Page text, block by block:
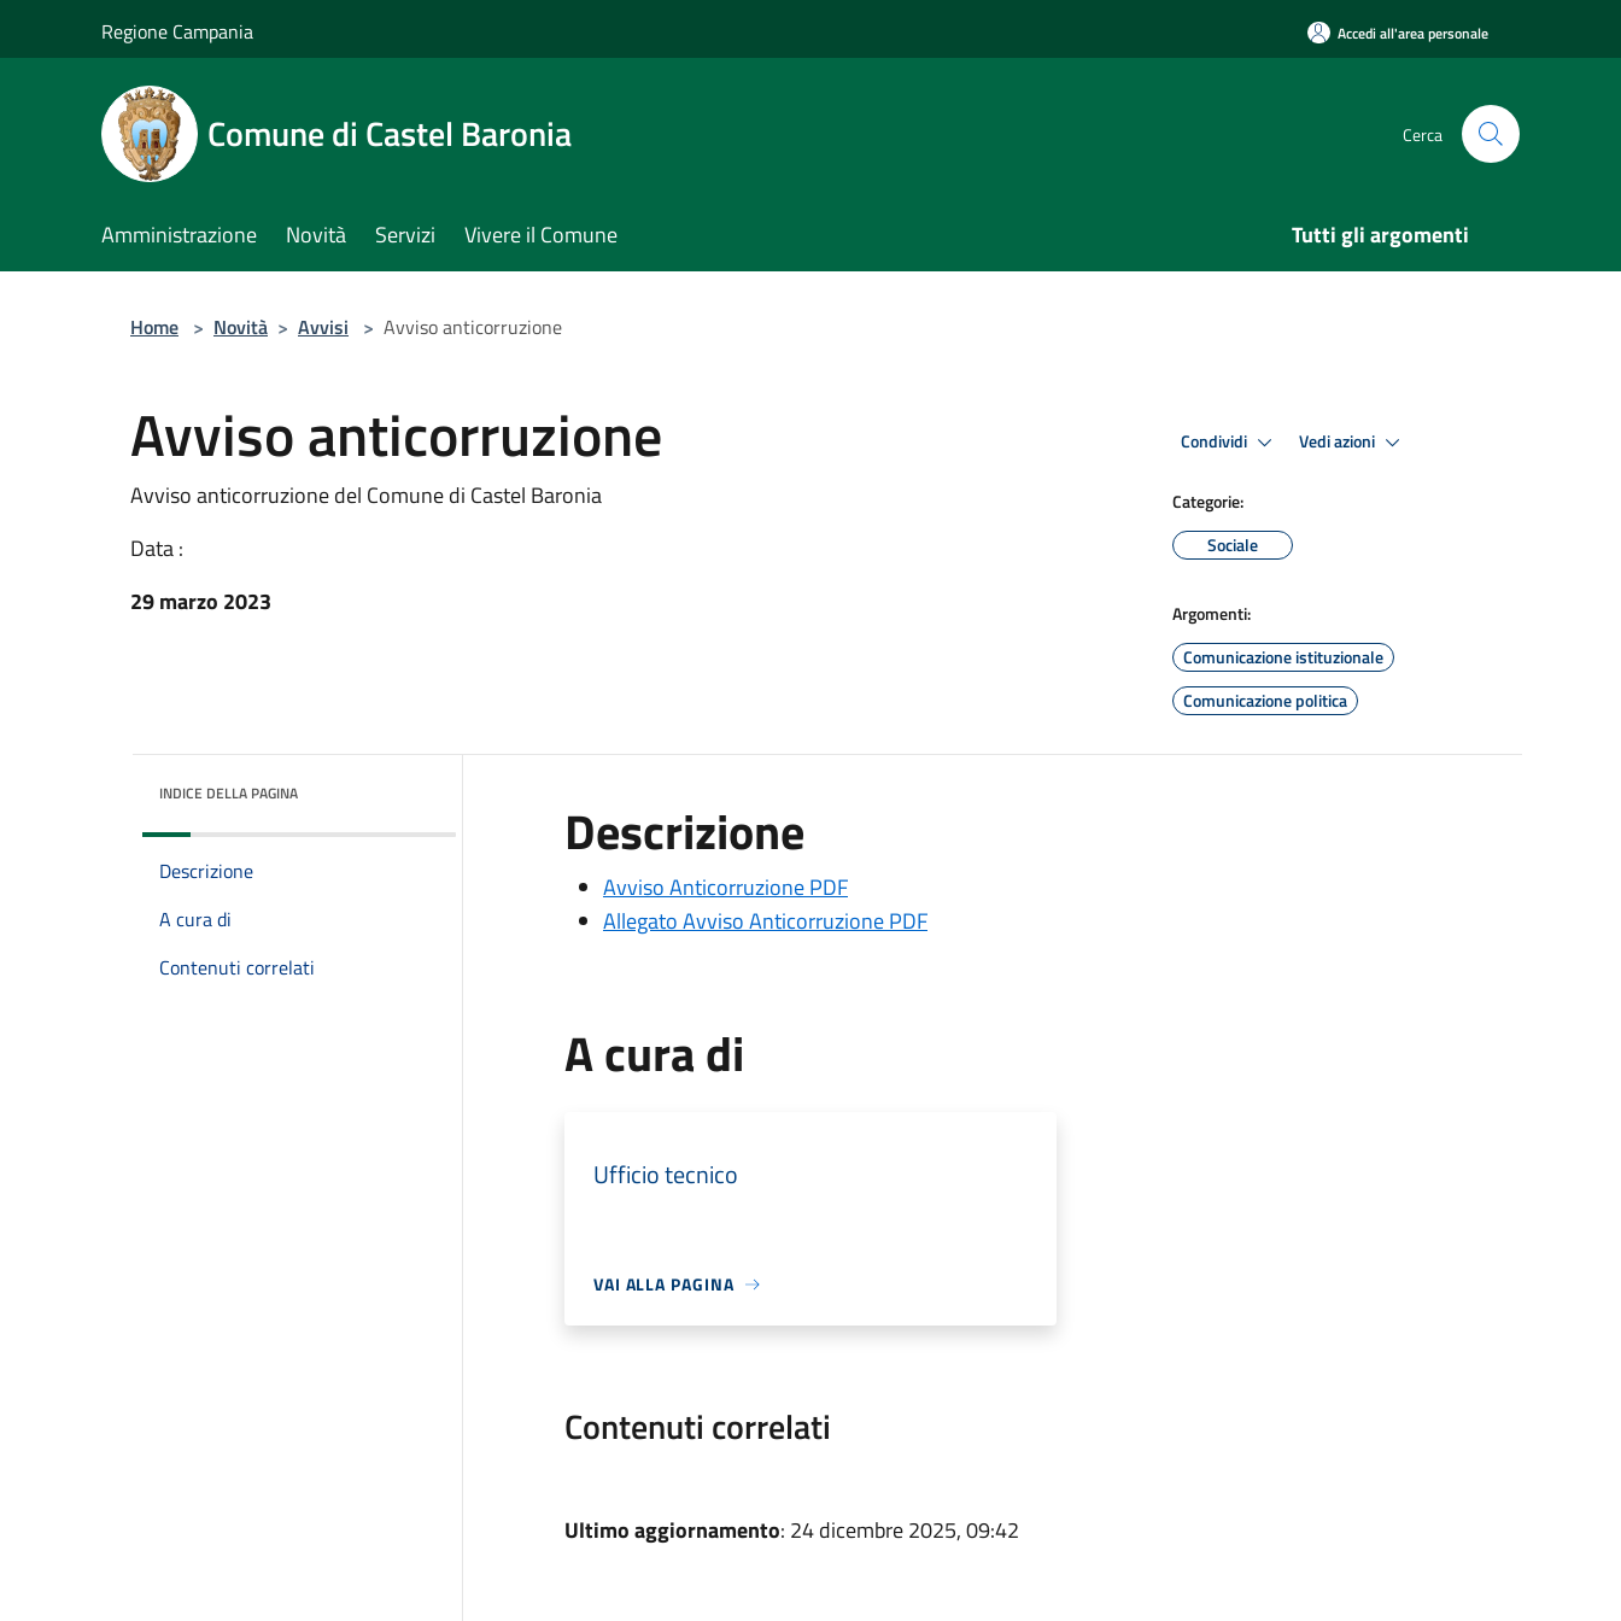
Regione Campania Accedi all'area personale
Comune di Castel Baronia Cerca
Amministrazione Novità Servizi Vivere il Comune Tutti gli argomenti
Home > Novità > Avvisi > Avviso anticorruzione
Avviso anticorruzione
Avviso anticorruzione del Comune di Castel Baronia
Data :
29 marzo 2023
Condividi Vedi azioni
Categorie:
Sociale
Argomenti:
Comunicazione istituzionale
Comunicazione politica
INDICE DELLA PAGINA
Descrizione
A cura di
Contenuti correlati
Descrizione
Avviso Anticorruzione PDF
Allegato Avviso Anticorruzione PDF
A cura di
Ufficio tecnico
VAI ALLA PAGINA
Contenuti correlati
Ultimo aggiornamento: 24 dicembre 2025, 09:42